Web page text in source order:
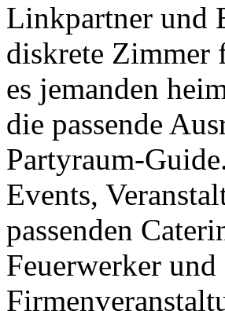
Linkpartner und
diskrete Zimmer
es jemanden
die passende
Partyraum-
Events,
passenden
Feuerwerker